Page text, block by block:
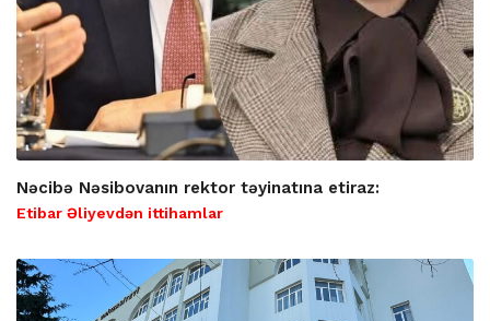
Nəcibə Nəsibovanın rektor təyinatına etiraz:
Etibar Əliyevdən ittihamlar